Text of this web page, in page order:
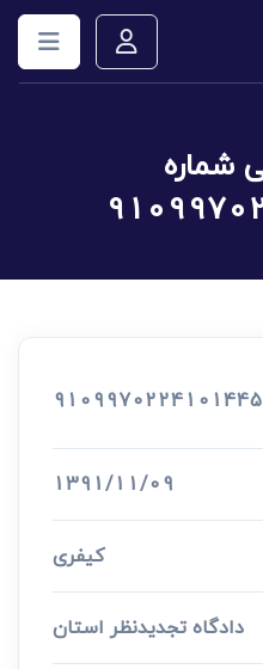
شماره
9109970224101445
1391/11/09
کیفری
دادگاه تجدیدنظر استان